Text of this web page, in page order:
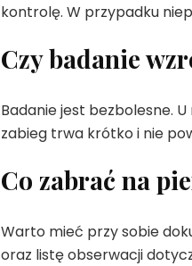
kontrolę. W przypadku
Czy badanie
Badanie jest bezbolesne.
zabieg trwa krótko i nie
Co zabrać na
Warto mieć przy sobie
oraz listę obserwacji